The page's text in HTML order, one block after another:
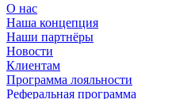
О нас
Наша концепция
Наши партнёры
Новости
Клиентам
Программа лояльности
Реферальная программа